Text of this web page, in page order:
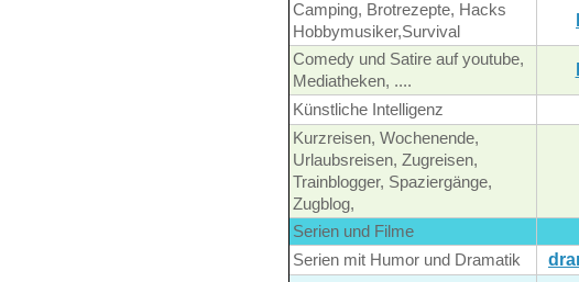
Camping, Brotrezepte, Hacks
Hobbymusiker,Survival
Comedy und Satire auf youtube,
Mediatheken, ....
Künstliche Intelligenz
Kurzreisen, Wochenende,
Urlaubsreisen, Zugreisen,
Trainblogger, Spaziergänge,
Zugblog,
Serien und Filme
Serien mit Humor und Dramatik